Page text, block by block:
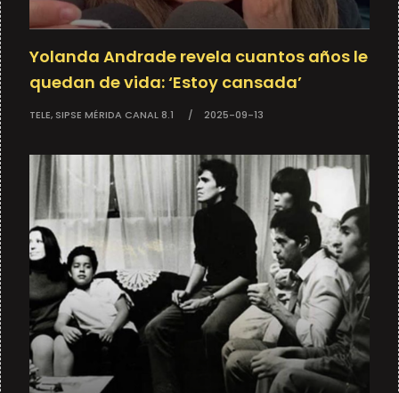
Yolanda Andrade revela cuantos años le
quedan de vida: ‘Estoy cansada’
TELE, SIPSE MÉRIDA CANAL 8.1 2025-09-13